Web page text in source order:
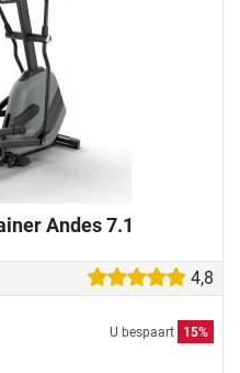
Andes 7.1
4,8
U bespaart 15%